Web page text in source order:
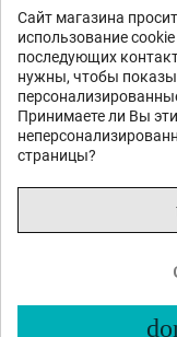
Сайт магазина
использование
последующих
нужны, чтобы
Принимаете ли Вы
страницы?